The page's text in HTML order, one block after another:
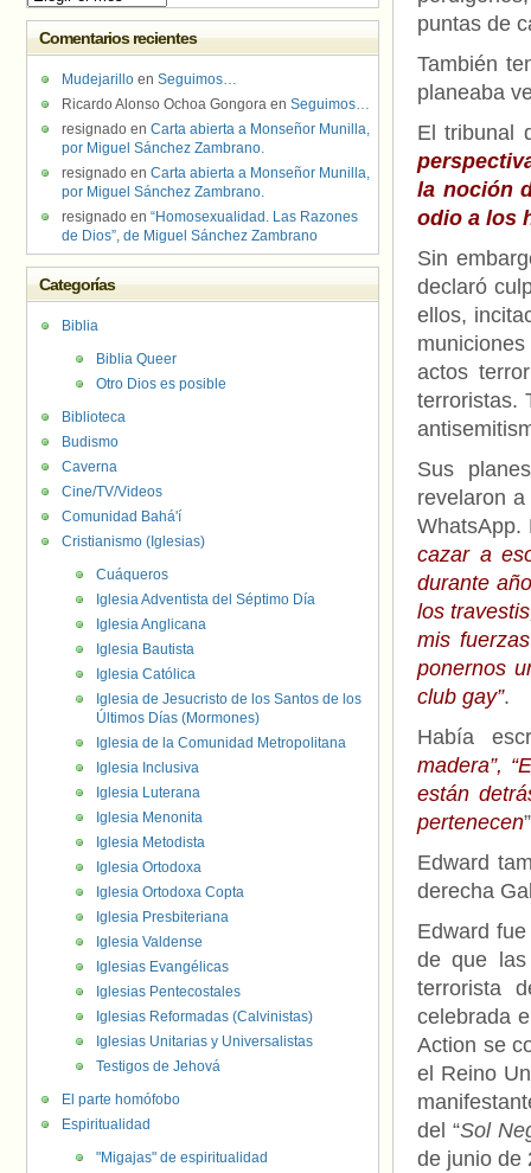
puntas de
También
planeaba
El tribunal
la noción
odio a los
Sin
declaró
ellos,
actos
terroristas.
Sus
revelaron
WhatsApp.
cazar a
durante
los
mis
ponernos
club gay”.
Había
madera”,
están
pertenecen
Edward
derecha
Edward
de que las
terrorista
celebrada
Action se
el Reino
del “Sol
de junio de
Comentarios recientes
Mudejarillo en Seguimos…
Ricardo Alonso Ochoa Gongora en Seguimos…
resignado en Carta abierta a Monseñor Munilla,
por Miguel Sánchez Zambrano.
resignado en Carta abierta a Monseñor Munilla,
por Miguel Sánchez Zambrano.
resignado en “Homosexualidad. Las Razones
de Dios”, de Miguel Sánchez Zambrano
Categorías
Biblia
Biblia Queer
Otro Dios es posible
Biblioteca
Budismo
Caverna
Cine/TV/Videos
Comunidad Bahá'í
Cristianismo (Iglesias)
Cuáqueros
Iglesia Adventista del Séptimo Día
Iglesia Anglicana
Iglesia Bautista
Iglesia Católica
Iglesia de Jesucristo de los Santos de los
Últimos Días (Mormones)
Iglesia de la Comunidad Metropolitana
Iglesia Inclusiva
Iglesia Luterana
Iglesia Menonita
Iglesia Metodista
Iglesia Ortodoxa
Iglesia Ortodoxa Copta
Iglesia Presbiteriana
Iglesia Valdense
Iglesias Evangélicas
Iglesias Pentecostales
Iglesias Reformadas (Calvinistas)
Iglesias Unitarias y Universalistas
Testigos de Jehová
El parte homófobo
Espiritualidad
"Migajas" de espiritualidad